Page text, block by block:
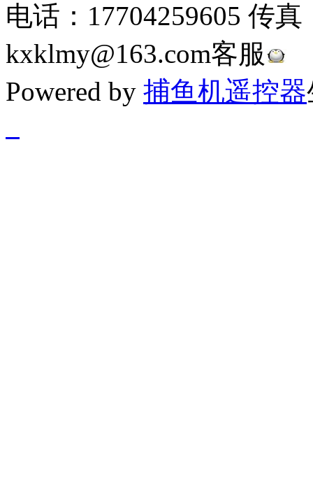
电话：17704259605 传
kxklmy@163.com客服
Powered by 捕鱼机遥控器